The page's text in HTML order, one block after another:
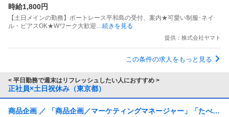
時給1,800円
【土日メインの勤務】ボートレース平和島の受付、案内★可愛い制服･ネイ
ル・ピアスOK★Wワーク大歓迎…続きを見る
提供：株式会社ヤマト
この条件の求人をもっと見る
< 平日勤務で週末はリフレッシュしたい人におすすめ >
正社員×土日祝休み（東京都）
商品企画 ／ 「商品企画／マーケティングマネージャー」「たべっ